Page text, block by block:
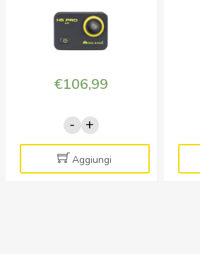
€106,99
-
H5
Pro
Action
Cam
+
Aggiungi